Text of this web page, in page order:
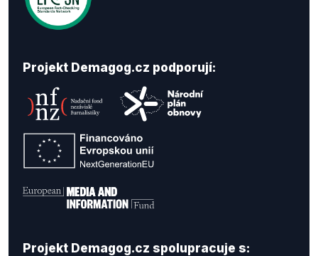
Projekt Demagog.cz podporují:
Projekt Demagog.cz spolupracuje s: